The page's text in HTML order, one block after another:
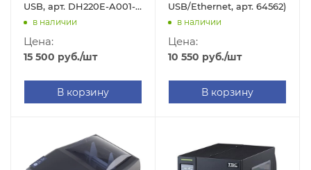
USB, арт. DH220E-A001-
0002)
в наличии
Цена:
15 500 руб./шт
В корзину
USB/Ethernet, арт. 64562)
в наличии
Цена:
10 550 руб./шт
В корзину